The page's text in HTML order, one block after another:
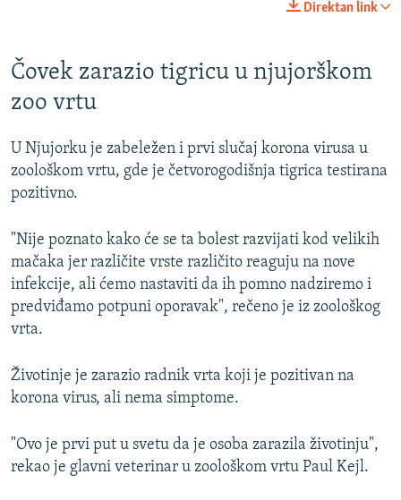
404p
Direktan link
Čovek zarazio tigricu u njujorškom
zoo vrtu
U Njujorku je zabeležen i prvi slučaj korona virusa u
zoološkom vrtu, gde je četvorogodišnja tigrica testirana
pozitivno.
"Nije poznato kako će se ta bolest razvijati kod velikih
mačaka jer različite vrste različito reaguju na nove
infekcije, ali ćemo nastaviti da ih pomno nadziremo i
predviđamo potpuni oporavak", rečeno je iz zoološkog
vrta.
Životinje je zarazio radnik vrta koji je pozitivan na
korona virus, ali nema simptome.
"Ovo je prvi put u svetu da je osoba zarazila životinju",
rekao je glavni veterinar u zoološkom vrtu Paul Kejl.